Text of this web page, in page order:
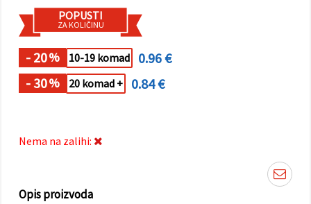
kolačića i
klikom na
gumb
"Spremi".
Prihvati
POPUSTI
ZA KOLIČINU
- 20% 10-19 komad
0.96 €
- 30% 20 komad + 0.84 €
Nema na zalihi:
Opis proizvoda